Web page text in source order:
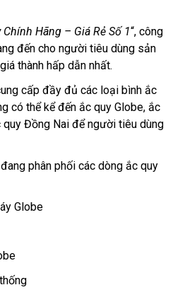
Chính Hãng – Giá Rẻ Số 1“, công
đến cho người tiêu dùng sản
thành hấp dẫn nhất.
cấp đầy đủ các loại bình ắc
có thể kể đến ắc quy Globe, ắc
quy Đồng Nai để người tiêu dùng
phân phối các dòng ắc quy
Globe